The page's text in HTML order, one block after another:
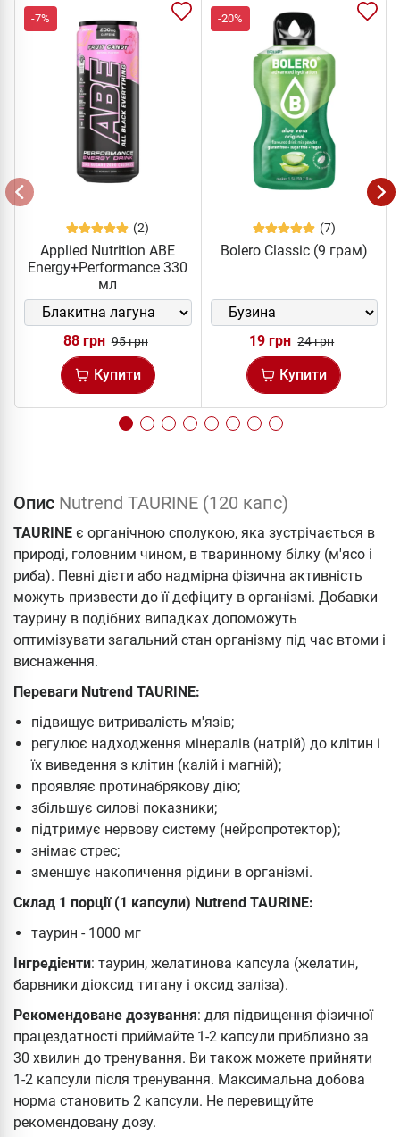
-7%
(2)
Applied Nutrition ABE
Energy+Performance 330
мл
88 грн 95 грн
Купити
-20%
(7)
Bolero Classic (9 грам)
19 грн 24 грн
Купити
Опис Nutrend TAURINE (120 капс)
TAURINE є органічною сполукою, яка зустрічається в
природі, головним чином, в тваринному білку (м'ясо і
риба). Певні дієти або надмірна фізична активність
можуть призвести до її дефіциту в організмі. Добавки
таурину в подібних випадках допоможуть
оптимізувати загальний стан організму під час втоми і
виснаження.
Переваги Nutrend TAURINE:
підвищує витривалість м'язів;
регулює надходження мінералів (натрій) до клітин і
їх виведення з клітин (калій і магній);
проявляє протинабрякову дію;
збільшує силові показники;
підтримує нервову систему (нейропротектор);
знімає стрес;
зменшує накопичення рідини в організмі.
Склад 1 порції (1 капсули) Nutrend TAURINE:
таурин - 1000 мг
Інгредієнти: таурин, желатинова капсула (желатин,
барвники діоксид титану і оксид заліза).
Рекомендоване дозування: для підвищення фізичної
працездатності приймайте 1-2 капсули приблизно за
30 хвилин до тренування. Ви також можете прийняти
1-2 капсули після тренування. Максимальна добова
норма становить 2 капсули. Не перевищуйте
рекомендовану дозу.